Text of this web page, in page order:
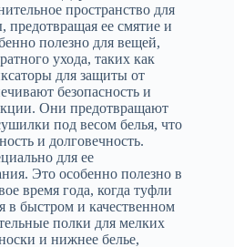
пространство для
предотвращая ее смятие и
полезно для вещей,
ухода, таких как
для защиты от
безопасность и
Они предотвращают
под весом белья, что
и долговечность.
для ее
Это особенно полезно в
время года, когда туфли
в быстром и качественном
полки для мелких
и нижнее белье,